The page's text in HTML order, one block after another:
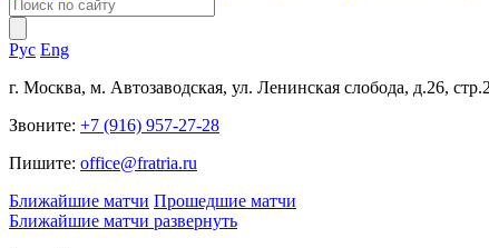
Рус Eng
г. Москва, м. Автозаводская, ул. Ленинская слобода, д.26,
Звоните: +7 (916) 957-27-28
Пишите: office@fratria.ru
Ближайшие матчи Прошедшие матчи
Ближайшие матчи развернуть